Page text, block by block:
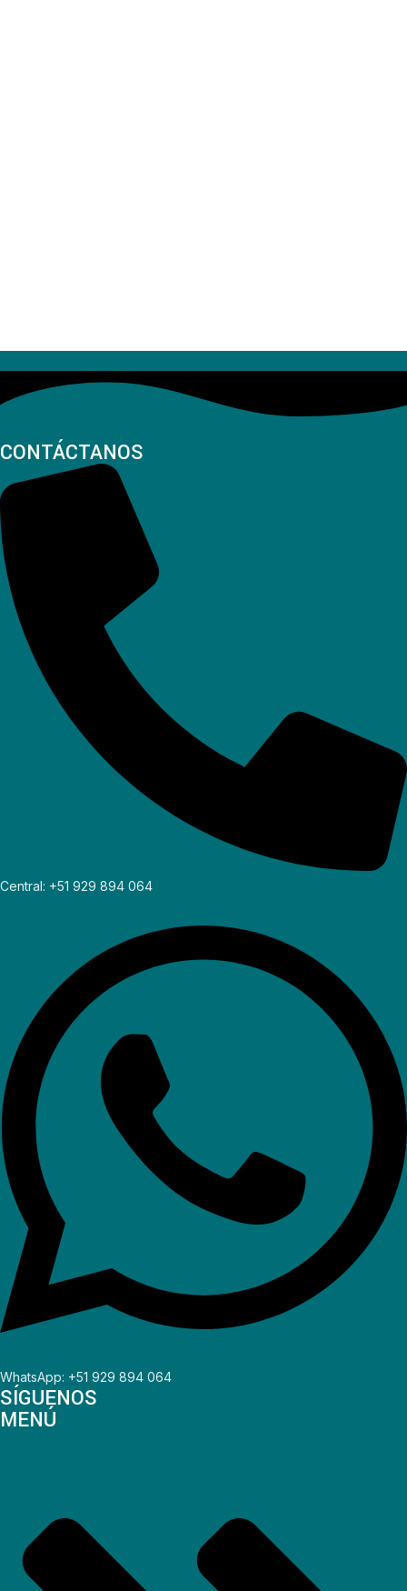
CONTÁCTANOS
Central: +51 929 894 064
WhatsApp: +51 929 894 064
SÍGUENOS
MENÚ